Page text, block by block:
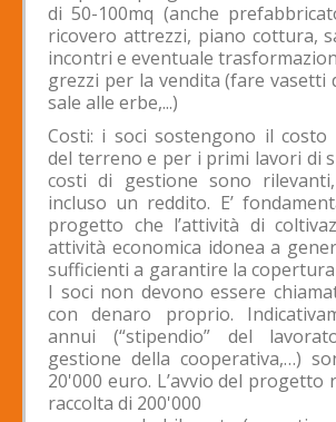
di 50-100mq (anche
ricovero attrezzi, piano cottura,
incontri e eventuale
grezzi per la vendita (fare vasetti
sale alle erbe,...)
Costi: i soci sostengono il costo
del terreno e per i primi lavori di
costi di gestione sono
incluso un reddito. E’
progetto che l’attività di
attività economica idonea a
sufficienti a garantire la
I soci non devono essere
con denaro proprio.
annui (“stipendio” del
gestione della cooperativa,…)
20'000 euro. L’avvio del progetto
raccolta di 200'000